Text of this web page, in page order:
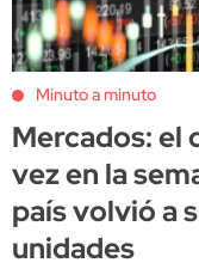
Minuto a minuto
Mercados: el
vez en la
país volvió a
unidades